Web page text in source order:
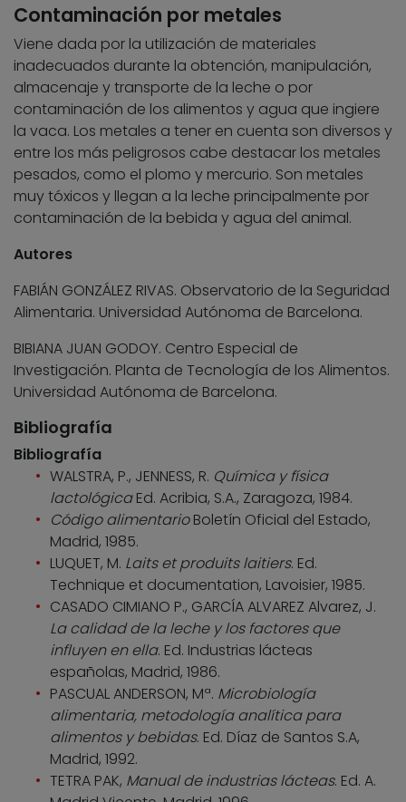
Contaminación por metales
Viene dada por la utilización de materiales
inadecuados durante la obtención, manipulación,
almacenaje y transporte de la leche o por
contaminación de los alimentos y agua que ingiere
la vaca. Los metales a tener en cuenta son diversos y
entre los más peligrosos cabe destacar los metales
pesados, como el plomo y mercurio. Son metales
muy tóxicos y llegan a la leche principalmente por
contaminación de la bebida y agua del animal.
Autores
FABIÁN GONZÁLEZ RIVAS. Observatorio de la Seguridad
Alimentaria. Universidad Autónoma de Barcelona.
BIBIANA JUAN GODOY. Centro Especial de
Investigación. Planta de Tecnología de los Alimentos.
Universidad Autónoma de Barcelona.
Bibliografía
Bibliografía
WALSTRA, P., JENNESS, R. Química y física
lactológicaEd. Acribia, S.A., Zaragoza, 1984.
Código alimentarioBoletín Oficial del Estado,
Madrid, 1985.
LUQUET, M. Laits et produits laitiers. Ed.
Technique et documentation, Lavoisier, 1985.
CASADO CIMIANO P., GARCÍA ALVAREZ Alvarez, J.
La calidad de la leche y los factores que
influyen en ella. Ed. Industrias lácteas
españolas, Madrid, 1986.
PASCUAL ANDERSON, Mª. Microbiología
alimentaria, metodología analítica para
alimentos y bebidas. Ed. Díaz de Santos S.A,
Madrid, 1992.
TETRA PAK, Manual de industrias lácteas. Ed. A.